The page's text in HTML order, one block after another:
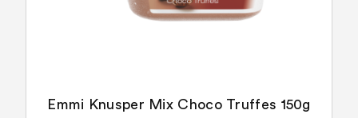
Emmi Knusper Mix Choco Truffes 150g